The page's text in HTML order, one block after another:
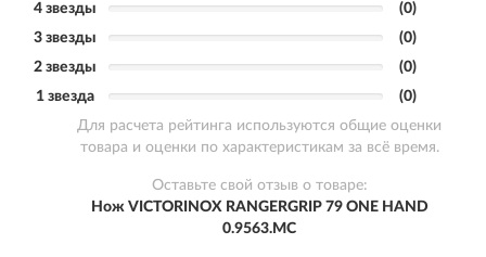
4 звезды
(0)
3 звезды
(0)
2 звезды
(0)
1 звезда
(0)
Для расчета рейтинга используются общие оценки
товара и оценки по характеристикам за всё время.
Оставьте свой отзыв о товаре:
Нож VICTORINOX RANGERGRIP 79 ONE HAND
0.9563.MC